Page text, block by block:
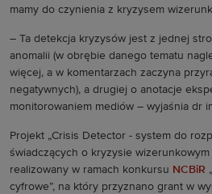
mamy do czynienia z kryzysem
– Ta detekcja kryzysów jest z jednej
anomalii (w obrębie danego tematu
więcej, a w komentarzach zaczyna
negatywnych), a drugiej o anotacje
monitorowaniem mediów – wyjaśnia dr
Projekt „Crisis Detector - system do
świadczących o kryzysie
realizowany w ramach konkursu NCBiR
cyfrowe”, na który przyznano grant w